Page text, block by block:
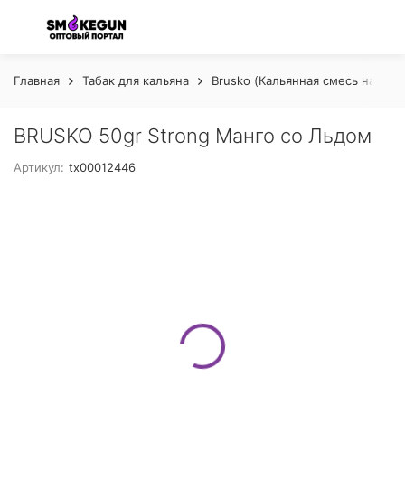
Главная Табак для кальяна Brusko (Кальянная смесь на
BRUSKO 50gr Strong Манго со Льдом
Артикул: tx00012446